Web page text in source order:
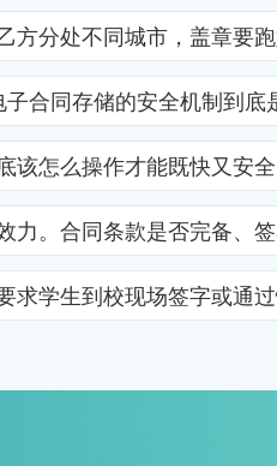
分处不同城市，盖章
合同存储的安全机制到
怎么操作才能既快又
。合同条款是否完备
学生到校现场签字或